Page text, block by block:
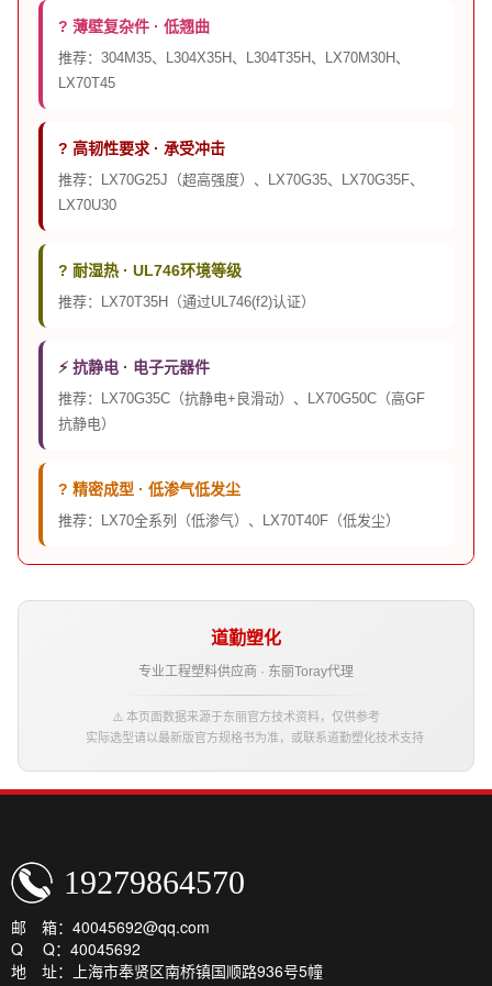
? 薄壁复杂件 · 低翘曲
推荐：304M35、L304X35H、L304T35H、LX70M30H、
LX70T45
? 高韧性要求 · 承受冲击
推荐：LX70G25J（超高强度）、LX70G35、LX70G35F、
LX70U30
? 耐湿热 · UL746环境等级
推荐：LX70T35H（通过UL746(f2)认证）
⚡ 抗静电 · 电子元器件
推荐：LX70G35C（抗静电+良滑动）、LX70G50C（高GF
抗静电）
? 精密成型 · 低渗气低发尘
推荐：LX70全系列（低渗气）、LX70T40F（低发尘）
道勤塑化
专业工程塑料供应商 · 东丽Toray代理
⚠️ 本页面数据来源于东丽官方技术资料，仅供参考
实际选型请以最新版官方规格书为准，或联系道勤塑化技术支持
19279864570
邮 箱：40045692@qq.com
Q Q：40045692
地 址：上海市奉贤区南桥镇国顺路936号5幢